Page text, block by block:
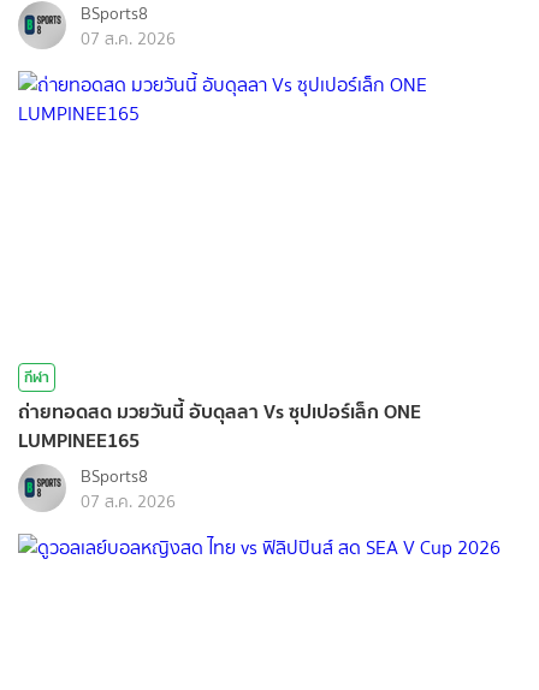
BSports8
07 ส.ค. 2026
กีฬา
ถ่ายทอดสด มวยวันนี้ อับดุลลา Vs ซุปเปอร์เล็ก ONE
LUMPINEE165
BSports8
07 ส.ค. 2026